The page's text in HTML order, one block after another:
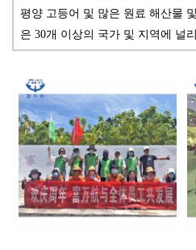
평양 고등어 및 많은 원료 해산물
은 30개 이상의 국가 및 지역에 널